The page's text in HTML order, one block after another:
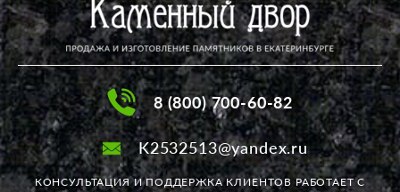
8 (800) 700-60-82
K2532513@yandex.ru
КОНСУЛЬТАЦИЯ И ПОДДЕРЖКА КЛИЕНТОВ РАБОТАЕТС